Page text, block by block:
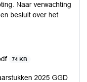
Naar verwachting
besluit over het
74 KB
2025 GGD